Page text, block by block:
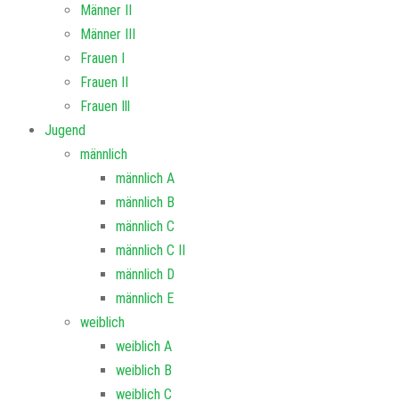
Männer II
Männer III
Frauen I
Frauen II
Frauen Ill
Jugend
männlich
männlich A
männlich B
männlich C
männlich C II
männlich D
männlich E
weiblich
weiblich A
weiblich B
weiblich C